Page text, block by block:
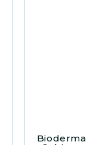
Bioderma